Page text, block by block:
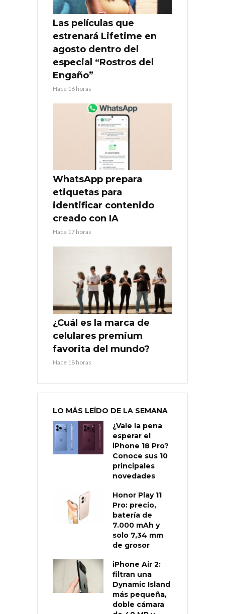
Las películas que
estrenará Lifetime en
agosto dentro del
especial “Rostros del
Engaño”
Hace 16 horas
WhatsApp prepara
etiquetas para
identificar contenido
creado con IA
Hace 17 horas
¿Cuál es la marca de
celulares premium
favorita del mundo?
Hace 18 horas
LO MÁS LEÍDO DE LA SEMANA
¿Vale la pena
esperar el
iPhone 18 Pro?
Conoce sus 10
principales
novedades
Honor Play 11
Pro: precio,
batería de
7.000 mAh y
solo 7,34 mm
de grosor
iPhone Air 2:
filtran una
Dynamic Island
más pequeña,
doble cámara